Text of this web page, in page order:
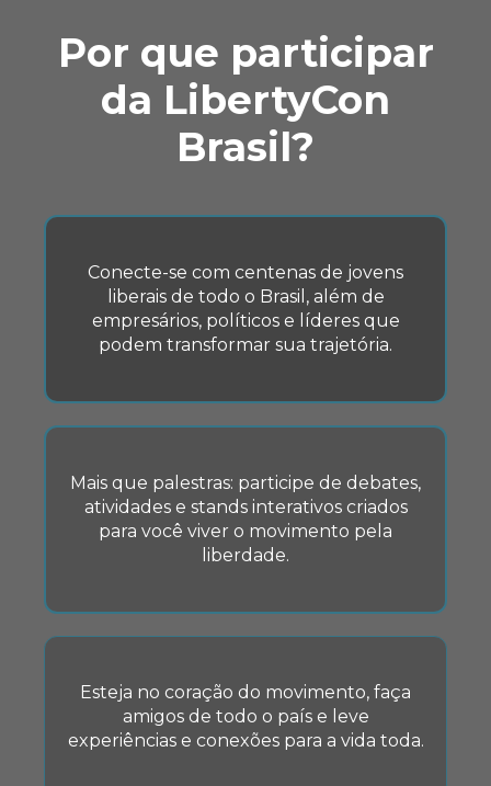
Por que participar
da LibertyCon
Brasil?
Conecte-se com centenas de jovens
liberais de todo o Brasil, além de
empresários, políticos e líderes que
podem transformar sua trajetória.
Mais que palestras: participe de debates,
atividades e stands interativos criados
para você viver o movimento pela
liberdade.
Esteja no coração do movimento, faça
amigos de todo o país e leve
experiências e conexões para a vida toda.